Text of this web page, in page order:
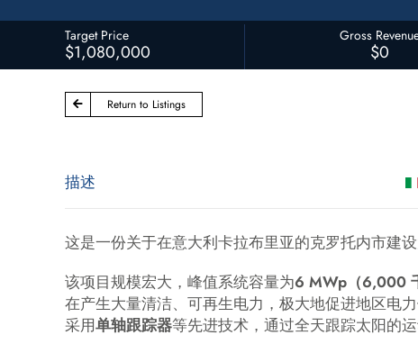
Target Price
$1,080,000
Gross
$0
Return to Listings
描述
这是一份关于在意大利卡拉布里亚的克罗托内市建
该项目规模宏大，峰值系统容量为6 MWp（6,000
在产生大量清洁、可再生电力，极大地促进地区电
采用单轴跟踪器等先进技术，通过全天跟踪太阳的